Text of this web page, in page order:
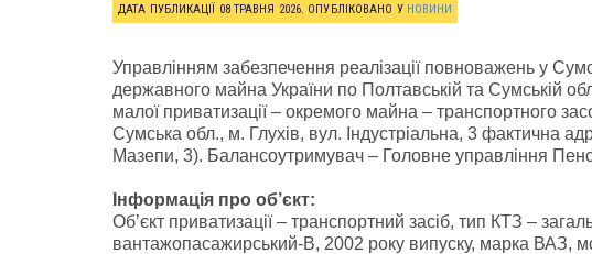
ДАТА ПУБЛИКАЦІЇ 08 ТРАВНЯ 2026. ОПУБЛІКОВАНО У НОВИНИ
Управлінням забезпечення реалізації повноважень у
державного майна України по Полтавській та Сумській
малої приватизації – окремого майна – транспортного
Сумська обл., м. Глухів, вул. Індустріальна, 3 фактична
Мазепи, 3). Балансоутримувач – Головне управління
Інформація про об’єкт:
Об’єкт приватизації – транспортний засіб, тип КТЗ –
вантажопасажирський-В, 2002 року випуску, марка ВАЗ,